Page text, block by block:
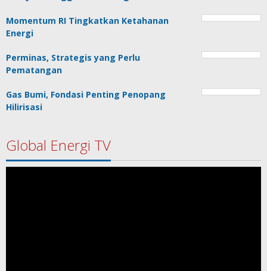
Momentum RI Tingkatkan Ketahanan
Energi
Perminas, Strategis yang Perlu
Pematangan
Gas Bumi, Fondasi Penting Penopang
Hilirisasi
Global Energi TV